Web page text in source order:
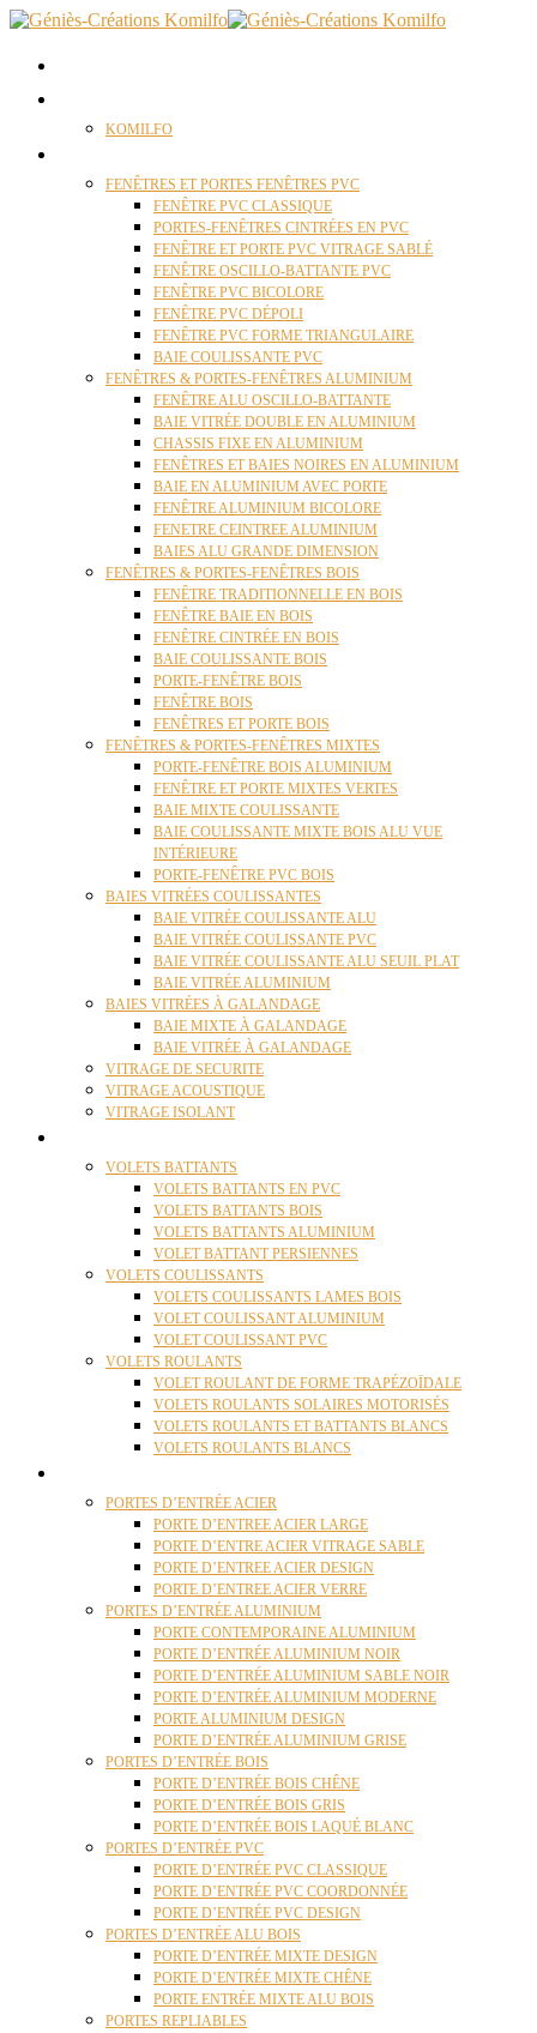
KOMILFO
FENÊTRES ET PORTES FENÊTRES PVC
FENÊTRE PVC CLASSIQUE
PORTES-FENÊTRES CINTRÉES EN PVC
FENÊTRE ET PORTE PVC VITRAGE SABLÉ
FENÊTRE OSCILLO-BATTANTE PVC
FENÊTRE PVC BICOLORE
FENÊTRE PVC DÉPOLI
FENÊTRE PVC FORME TRIANGULAIRE
BAIE COULISSANTE PVC
FENÊTRES & PORTES-FENÊTRES ALUMINIUM
FENÊTRE ALU OSCILLO-BATTANTE
BAIE VITRÉE DOUBLE EN ALUMINIUM
CHASSIS FIXE EN ALUMINIUM
FENÊTRES ET BAIES NOIRES EN ALUMINIUM
BAIE EN ALUMINIUM AVEC PORTE
FENÊTRE ALUMINIUM BICOLORE
FENETRE CEINTREE ALUMINIUM
BAIES ALU GRANDE DIMENSION
FENÊTRES & PORTES-FENÊTRES BOIS
FENÊTRE TRADITIONNELLE EN BOIS
FENÊTRE BAIE EN BOIS
FENÊTRE CINTRÉE EN BOIS
BAIE COULISSANTE BOIS
PORTE-FENÊTRE BOIS
FENÊTRE BOIS
FENÊTRES ET PORTE BOIS
FENÊTRES & PORTES-FENÊTRES MIXTES
PORTE-FENÊTRE BOIS ALUMINIUM
FENÊTRE ET PORTE MIXTES VERTES
BAIE MIXTE COULISSANTE
BAIE COULISSANTE MIXTE BOIS ALU VUE
INTÉRIEURE
PORTE-FENÊTRE PVC BOIS
BAIES VITRÉES COULISSANTES
BAIE VITRÉE COULISSANTE ALU
BAIE VITRÉE COULISSANTE PVC
BAIE VITRÉE COULISSANTE ALU SEUIL PLAT
BAIE VITRÉE ALUMINIUM
BAIES VITRÉES À GALANDAGE
BAIE MIXTE À GALANDAGE
BAIE VITRÉE À GALANDAGE
VITRAGE DE SECURITE
VITRAGE ACOUSTIQUE
VITRAGE ISOLANT
VOLETS BATTANTS
VOLETS BATTANTS EN PVC
VOLETS BATTANTS BOIS
VOLETS BATTANTS ALUMINIUM
VOLET BATTANT PERSIENNES
VOLETS COULISSANTS
VOLETS COULISSANTS LAMES BOIS
VOLET COULISSANT ALUMINIUM
VOLET COULISSANT PVC
VOLETS ROULANTS
VOLET ROULANT DE FORME TRAPÉZOÏDALE
VOLETS ROULANTS SOLAIRES MOTORISÉS
VOLETS ROULANTS ET BATTANTS BLANCS
VOLETS ROULANTS BLANCS
PORTES D’ENTRÉE ACIER
PORTE D’ENTREE ACIER LARGE
PORTE D’ENTRE ACIER VITRAGE SABLE
PORTE D’ENTREE ACIER DESIGN
PORTE D’ENTREE ACIER VERRE
PORTES D’ENTRÉE ALUMINIUM
PORTE CONTEMPORAINE ALUMINIUM
PORTE D’ENTRÉE ALUMINIUM NOIR
PORTE D’ENTRÉE ALUMINIUM SABLE NOIR
PORTE D’ENTRÉE ALUMINIUM MODERNE
PORTE ALUMINIUM DESIGN
PORTE D’ENTRÉE ALUMINIUM GRISE
PORTES D’ENTRÉE BOIS
PORTE D’ENTRÉE BOIS CHÊNE
PORTE D’ENTRÉE BOIS GRIS
PORTE D’ENTRÉE BOIS LAQUÉ BLANC
PORTES D’ENTRÉE PVC
PORTE D’ENTRÉE PVC CLASSIQUE
PORTE D’ENTRÉE PVC COORDONNÉE
PORTE D’ENTRÉE PVC DESIGN
PORTES D’ENTRÉE ALU BOIS
PORTE D’ENTRÉE MIXTE DESIGN
PORTE D’ENTRÉE MIXTE CHÊNE
PORTE ENTRÉE MIXTE ALU BOIS
PORTES REPLIABLES